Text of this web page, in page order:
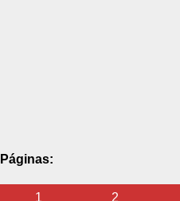
Páginas:
1 2